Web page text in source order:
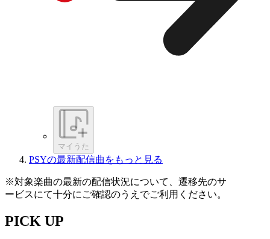
マイうた
PSYの最新配信曲をもっと見る
※対象楽曲の最新の配信状況について、遷移先のサ
ービスにて十分にご確認のうえでご利用ください。
PICK UP